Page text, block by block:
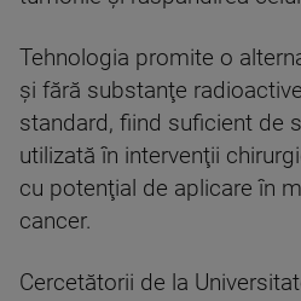
Tehnologia promite o
şi fără substanţe
standard, fiind suficient de
utilizată în intervenţii
cu potenţial de aplicare în
cancer.
Cercetătorii de la